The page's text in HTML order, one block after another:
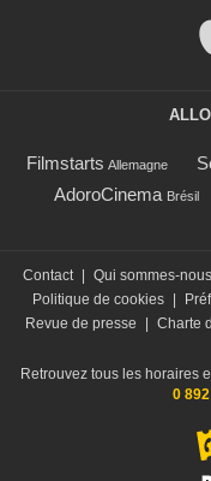
Filmstarts Allemagne
AdoroCinema Brésil
Contact Qui sommes-nous
Politique de cookies
Revue de presse
Charte
Retrouvez tous les horaires
0